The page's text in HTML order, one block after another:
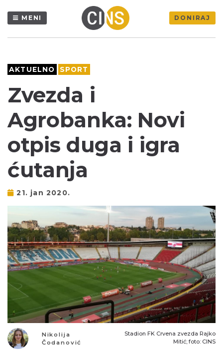
MENI DONIRAJ
AKTUELNO SPORT
Zvezda i
Agrobanka: Novi
otpis duga i igra
ćutanja
21. jan 2020.
Nikolija
Čodanović
Stadion FK Crvena zvezda Rajko
Mitić; foto: CINS